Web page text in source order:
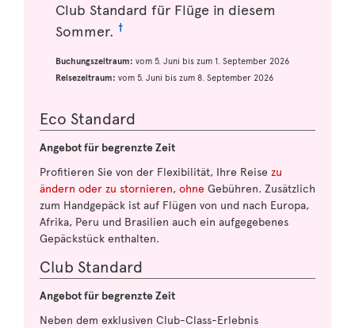
Club Standard für Flüge in diesem
Sommer. †
Buchungszeitraum: vom 5. Juni bis zum 1. September 2026
Reisezeitraum: vom 5. Juni bis zum 8. September 2026
Eco Standard
Angebot für begrenzte Zeit
Profitieren Sie von der Flexibilität, Ihre Reise zu
ändern oder zu stornieren, ohne Gebühren. Zusätzlich
zum Handgepäck ist auf Flügen von und nach Europa,
Afrika, Peru und Brasilien auch ein aufgegebenes
Gepäckstück enthalten.
Club Standard
Angebot für begrenzte Zeit
Neben dem exklusiven Club-Class-Erlebnis